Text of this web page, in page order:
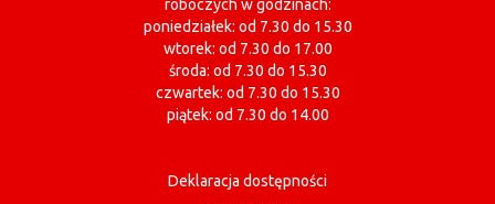
roboczych w godzinach:
poniedziałek: od 7.30 do 15.30
wtorek: od 7.30 do 17.00
środa: od 7.30 do 15.30
czwartek: od 7.30 do 15.30
piątek: od 7.30 do 14.00
Deklaracja dostępności